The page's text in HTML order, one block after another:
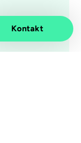
Kontakt